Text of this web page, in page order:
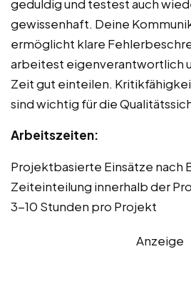
geduldig und testest auch
gewissenhaft. Deine
ermöglicht klare
arbeitest eigenverantwortlich
Zeit gut einteilen.
sind wichtig für die
Arbeitszeiten:
Projektbasierte Einsätze nach
Zeiteinteilung innerhalb der
3-10 Stunden pro Projekt
Anzeige